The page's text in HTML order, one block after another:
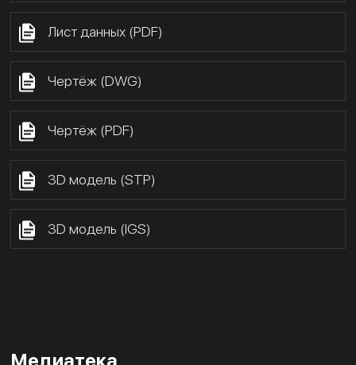
Лист данных (PDF)
Чертёж (DWG)
Чертёж (PDF)
3D модель (STP)
3D модель (IGS)